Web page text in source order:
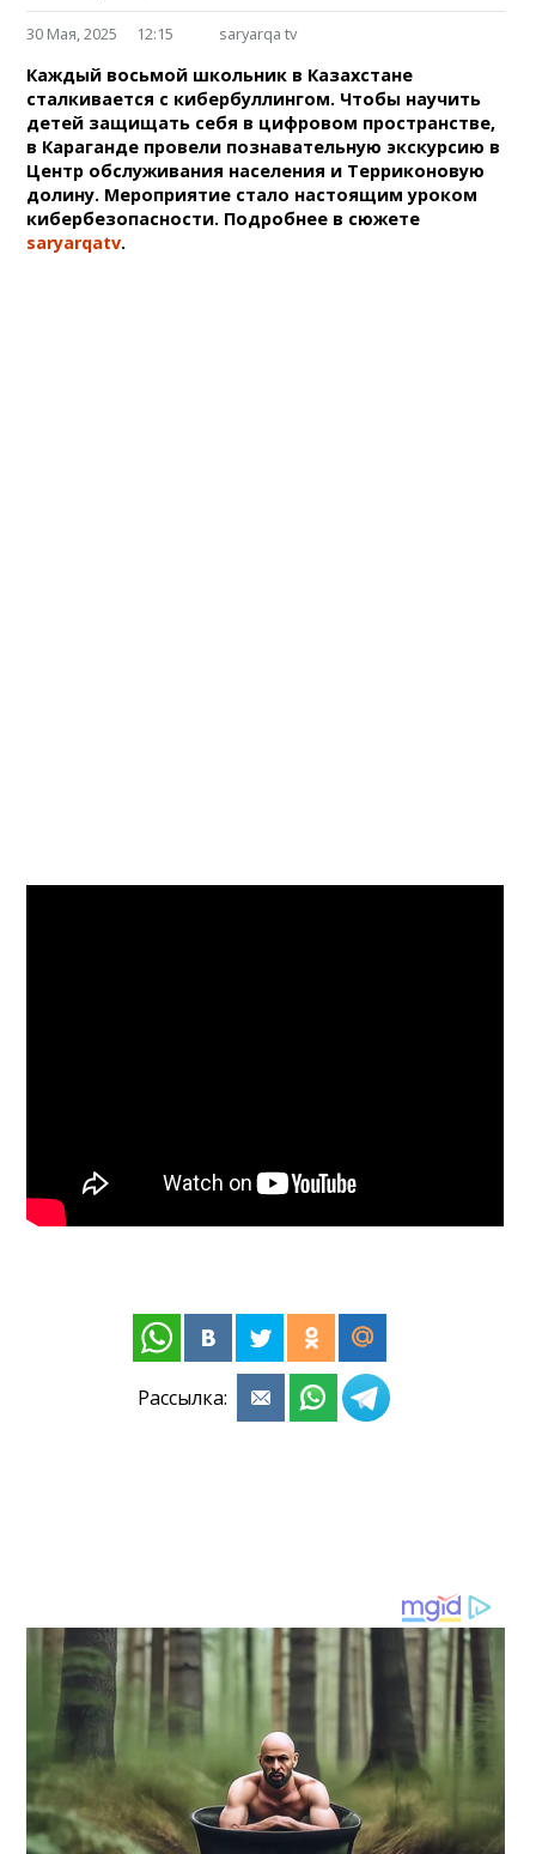
30 Мая, 2025 12:15 saryarqa tv
Каждый восьмой школьник в Казахстане
сталкивается с кибербуллингом. Чтобы научить
детей защищать себя в цифровом пространстве,
в Караганде провели познавательную экскурсию в
Центр обслуживания населения и Терриконовую
долину. Мероприятие стало настоящим уроком
кибербезопасности. Подробнее в сюжете
saryarqatv.
Рассылка: